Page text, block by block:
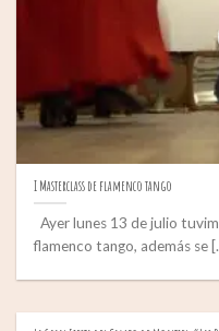
I Masterclass de flamenco tango
Ayer lunes 13 de julio
flamenco tango, además se